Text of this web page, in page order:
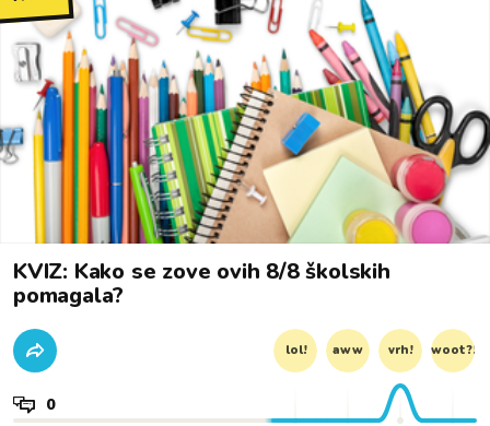
KVIZ: Kako se zove ovih 8/8 školskih
pomagala?
lol! aww vrh! woot?!
0